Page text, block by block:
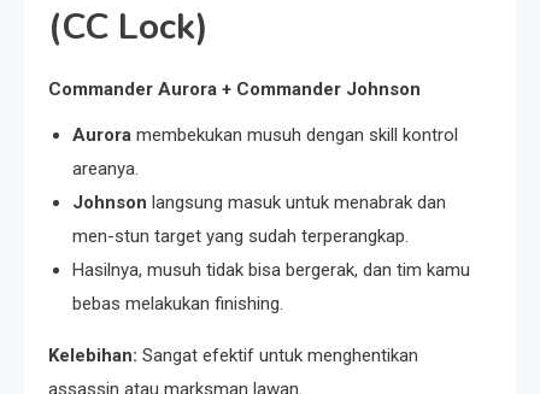
(CC Lock)
Commander Aurora + Commander Johnson
Aurora membekukan musuh dengan skill kontrol
areanya.
Johnson langsung masuk untuk menabrak dan
men-stun target yang sudah terperangkap.
Hasilnya, musuh tidak bisa bergerak, dan tim kamu
bebas melakukan finishing.
Kelebihan: Sangat efektif untuk menghentikan
assassin atau marksman lawan.